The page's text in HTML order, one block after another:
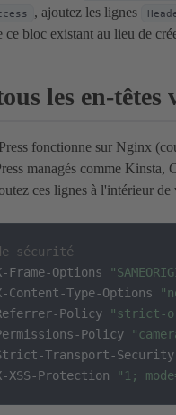
, ajoutez les lignes
ce bloc existant au lieu de
les en-têtes
fonctionne sur Nginx
managés comme Kinsta,
ces lignes à l'intérieur de
sécurité
Frame-Options
Content-Type-Options
Policy
"strict-
Policy
Transport-Security
XSS-Protection "1;